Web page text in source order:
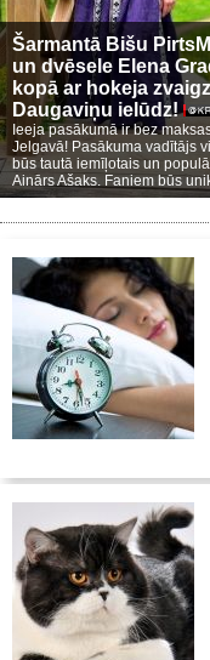
Šarmantā Bišu
un dvēsele Elena
kopā ar hokeja
Daugaviņu ielūdz!
Ieeja pasākumā ir bez
Jelgavā! Pasākuma vadītājs
būs tautā iemīļotais un
Ainārs Ašaks. Faniem būs